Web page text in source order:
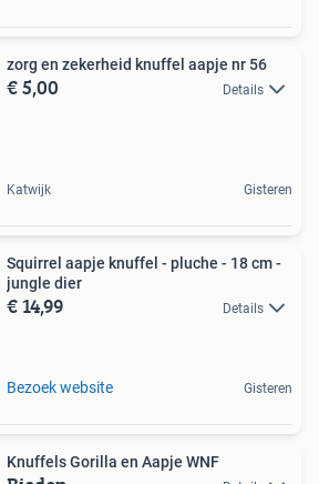
zorg en zekerheid knuffel aapje nr 56
€ 5,00 Details
Katwijk Gisteren
Squirrel aapje knuffel - pluche - 18 cm -
jungle dier
€ 14,99 Details
Bezoek website Gisteren
Knuffels Gorilla en Aapje WNF